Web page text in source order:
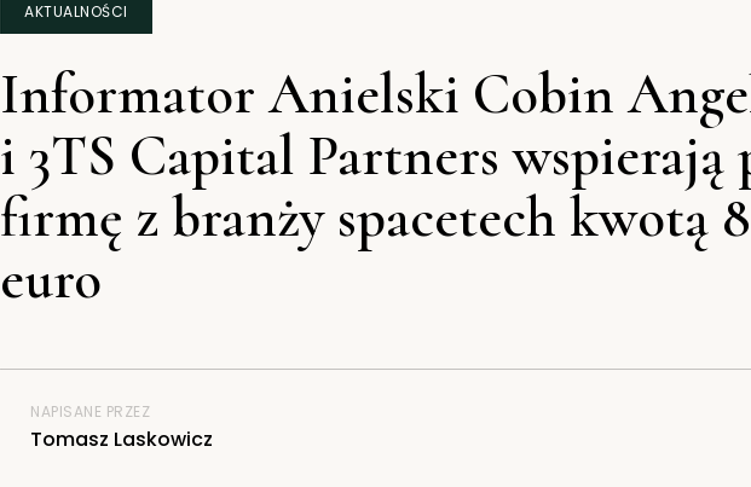
AKTUALNOŚCI
Informator Anielski Cobin
i 3TS Capital Partners wspierają
firmę z branży spacetech kwotą
euro
NAPISANE PRZEZ
Tomasz Laskowicz